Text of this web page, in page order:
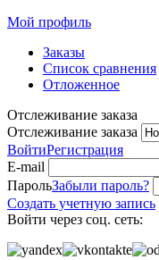
Мой профиль
Заказы
Список сравнения
Отложенное
Отслеживание заказа
Отслеживание заказа
ВойтиРегистрация
E-mail
ПарольЗабыли пароль?
Создать учетную запись
Войти через соц. сеть: